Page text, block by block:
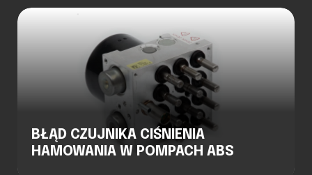
BŁĄD CZUJNIKA CIŚNIENIA
HAMOWANIA W POMPACH ABS